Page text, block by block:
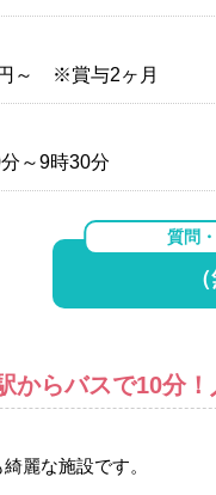
円～ ※賞与2ヶ月
～9時30分
質問
らバスで10分
麗な施設です。